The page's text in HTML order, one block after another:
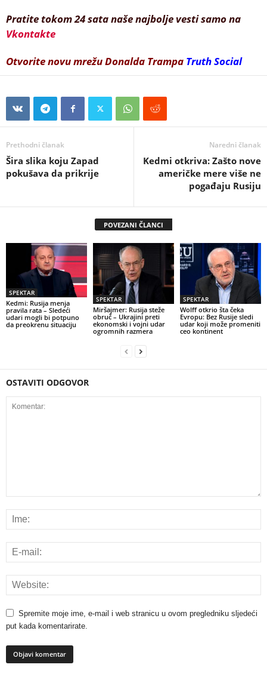
Pratite tokom 24 sata naše najbolje vesti samo na
Vkontakte
Otvorite novu mrežu Donalda Trampa Truth Social
Prethodni članak
Šira slika koju Zapad
pokušava da prikrije
Naredni članak
Kedmi otkriva: Zašto nove
američke mere više ne
pogađaju Rusiju
POVEZANI ČLANCI
SPEKTAR
Kedmi: Rusija menja
pravila rata – Sledeći
udari mogli bi potpuno
da preokrenu situaciju
SPEKTAR
Miršajmer: Rusija steže
obruč – Ukrajini preti
ekonomski i vojni udar
ogromnih razmera
SPEKTAR
Wolff otkrio šta čeka
Evropu: Bez Rusije sledi
udar koji može promeniti
ceo kontinent
OSTAVITI ODGOVOR
Spremite moje ime, e-mail i web stranicu u ovom pregledniku sljedeći
put kada komentarirate.